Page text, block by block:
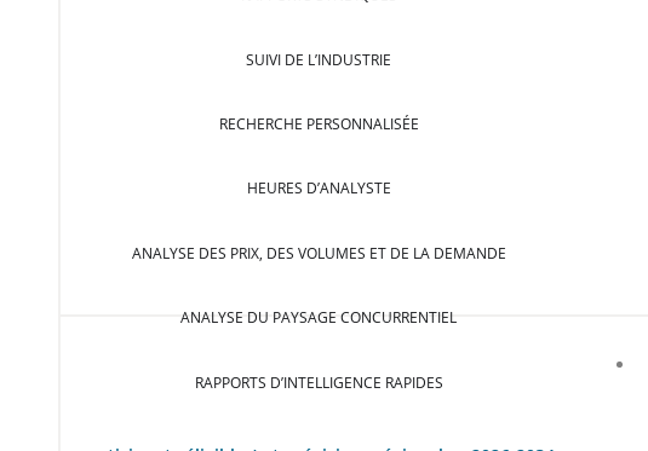
SUIVI DE L’INDUSTRIE
RECHERCHE PERSONNALISÉE
HEURES D’ANALYSTE
ANALYSE DES PRIX, DES VOLUMES ET DE LA DEMANDE
ANALYSE DU PAYSAGE CONCURRENTIEL
RAPPORTS D’INTELLIGENCE RAPIDES